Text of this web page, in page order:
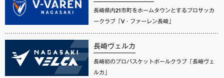
長崎県内21市町をホームタウンとするプロサッカ
ークラブ「V・ファーレン長崎」
長崎ヴェルカ
長崎初のプロバスケットボールクラブ「長崎ヴェ
ルカ」